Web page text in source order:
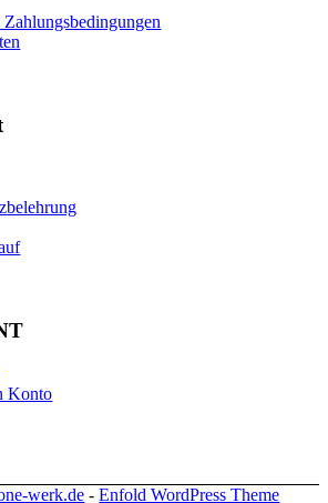
Konto
werk.de -Enfold WordPress Theme